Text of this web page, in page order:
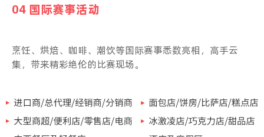
04 国际赛事活动
烹饪、烘焙、咖啡、潮饮等国际赛事悉数亮相，高手云
集，带来精彩绝伦的比赛现场。